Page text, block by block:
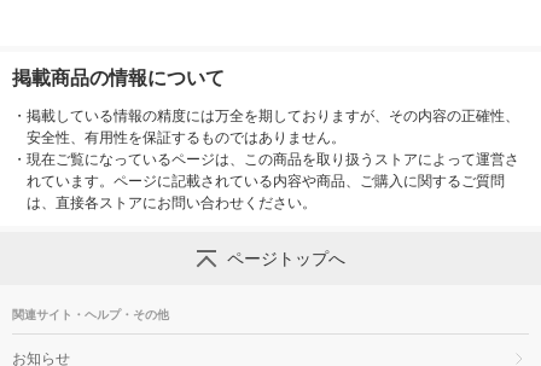
掲載商品の情報について
・ 掲載している情報の精度には万全を期しておりますが、その内容の正確性、
安全性、有用性を保証するものではありません。
・ 現在ご覧になっているページは、この商品を取り扱うストアによって運営さ
れています。ページに記載されている内容や商品、ご購入に関するご質問
は、直接各ストアにお問い合わせください。
ページトップへ
関連サイト・ヘルプ・その他
お知らせ